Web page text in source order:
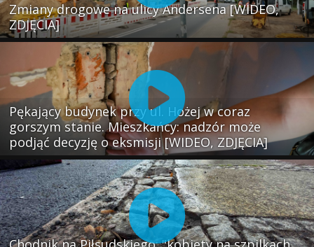
Zmiany drogowe na ulicy Andersena [WIDEO,
ZDJĘCIA]
Pękający budynek przy ul. Hożej w coraz
gorszym stanie. Mieszkańcy: nadzór może
podjąć decyzję o eksmisji [WIDEO, ZDJĘCIA]